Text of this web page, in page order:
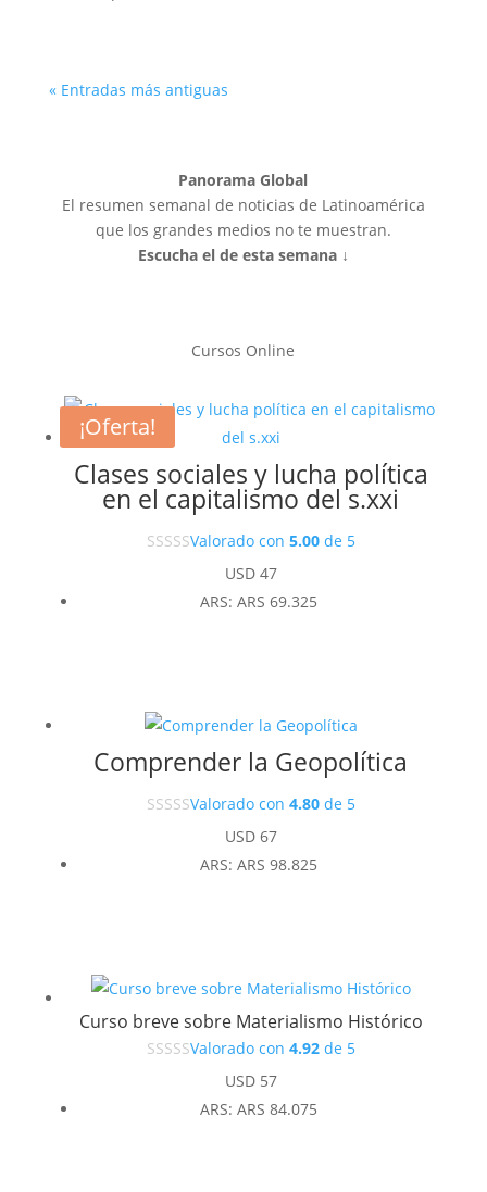
« Entradas más antiguas
Panorama Global
El resumen semanal de noticias de Latinoamérica
que los grandes medios no te muestran.
Escucha el de esta semana ↓
Cursos Online
Clases sociales y lucha política
en el capitalismo del s.xxi
Valorado con 5.00de 5
USD47
ARS: ARS 69.325
Comprender la Geopolítica
Valorado con 4.80de 5
USD67
ARS: ARS 98.825
Curso breve sobre Materialismo Histórico
Valorado con 4.92de 5
USD57
ARS: ARS 84.075
¡Oferta!